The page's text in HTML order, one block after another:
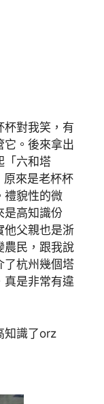
杯對我笑，有
它。後來拿出
「六和塔
來是老杯杯
禮貌性的微
是高知識份
他父親也是浙
農民，跟我說
了杭州幾個塔
真是非常有違
知識了orz